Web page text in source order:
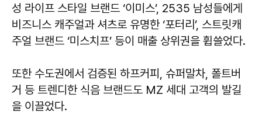
성 라이프 스타일 브랜드 ‘이미스’, 2535 남성들에게
비즈니스 캐주얼과 셔츠로 유명한 ‘포터리’, 스트릿캐
주얼 브랜드 ‘미스치프’ 등이 매출 상위권을 휩쓸었다.
또한 수도권에서 검증된 하프커피, 슈퍼말차, 폴트버
거 등 트렌디한 식음 브랜드도 MZ 세대 고객의 발길
을 이끌었다.